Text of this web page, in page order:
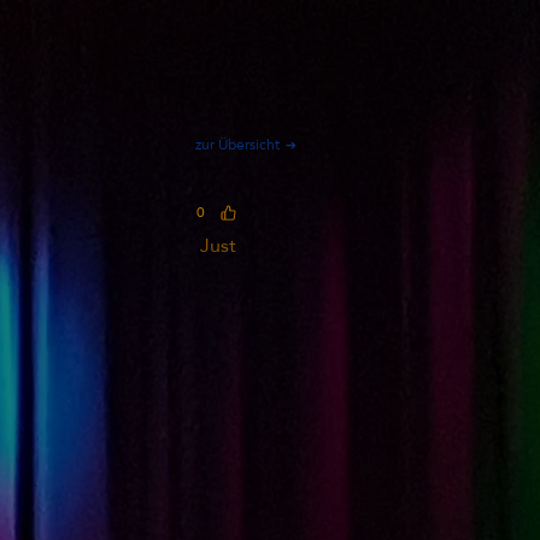
Just
zur Übersicht
0